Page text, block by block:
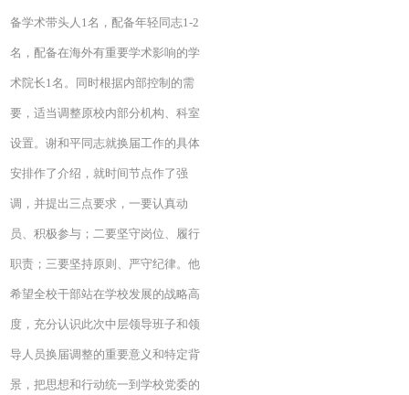
备学术带头人1名，配备年轻同志1-2
名，配备在海外有重要学术影响的学
术院长1名。同时根据内部控制的需
要，适当调整原校内部分机构、科室
设置。谢和平同志就换届工作的具体
安排作了介绍，就时间节点作了强
调，并提出三点要求，一要认真动
员、积极参与；二要坚守岗位、履行
职责；三要坚持原则、严守纪律。他
希望全校干部站在学校发展的战略高
度，充分认识此次中层领导班子和领
导人员换届调整的重要意义和特定背
景，把思想和行动统一到学校党委的